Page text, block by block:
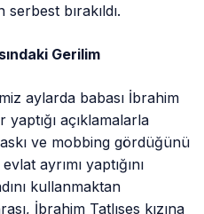
serbest bırakıldı.
Gerilim
aylarda babası İbrahim
yaptığı açıklamalarla
ve mobbing gördüğünü
ayrımı yaptığını
kullanmaktan
İbrahim Tatlıses kızına